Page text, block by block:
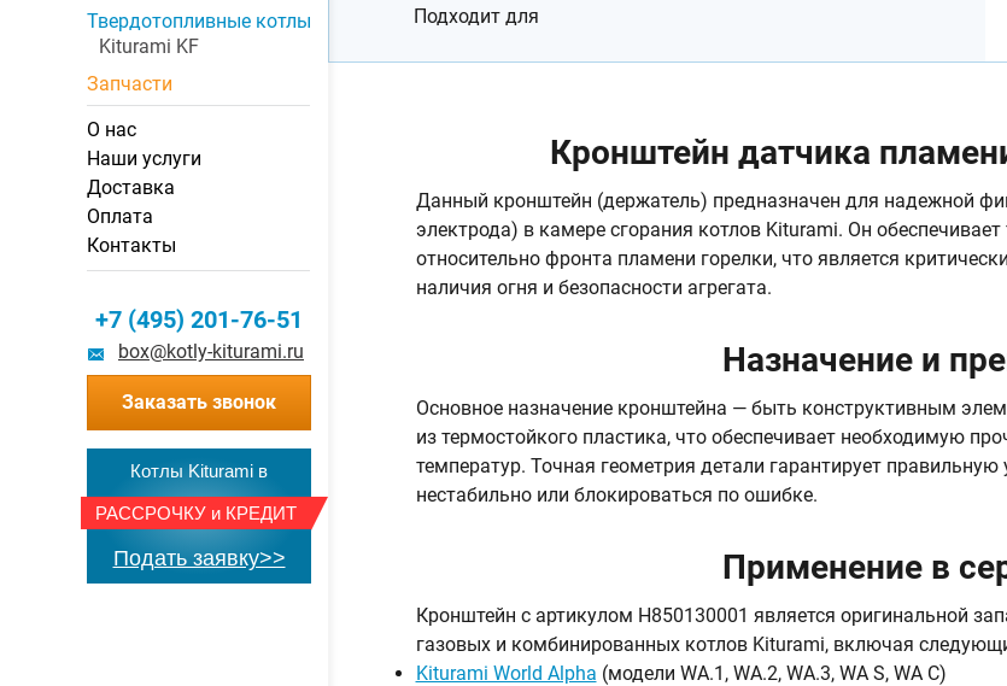
Подходит для
Кронштейн датчика
Данный кронштейн (держатель) предназначен для надежной
электрода) в камере сгорания котлов Kiturami. Он
относительно фронта пламени горелки, что является
наличия огня и безопасности агрегата.
Назначение и
Основное назначение кронштейна — быть конструктивным
из термостойкого пластика, что обеспечивает необходимую
температур. Точная геометрия детали гарантирует
нестабильно или блокироваться по ошибке.
Применение в
Кронштейн с артикулом H850130001 является оригинальной
газовых и комбинированных котлов Kiturami, включая
Kiturami World Alpha (модели WA.1, WA.2, WA.3, WA S, WA C)
Твердотопливные котлы
Kiturami KF
Запчасти
О нас
Наши услуги
Доставка
Оплата
Контакты
+7 (495) 201-76-51
box@kotly-kiturami.ru
Заказать звонок
Котлы Kiturami в
РАССРОЧКУ и КРЕДИТ
Подать заявку>>